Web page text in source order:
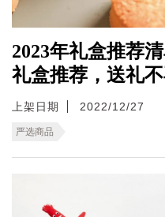
2023年礼盒推荐
礼盒推荐，送礼
上架日期 2022/12/27
严选商品